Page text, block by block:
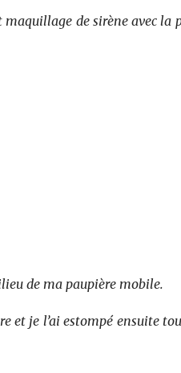
de sirène avec la
de ma paupière mobile.
et je l’ai estompé